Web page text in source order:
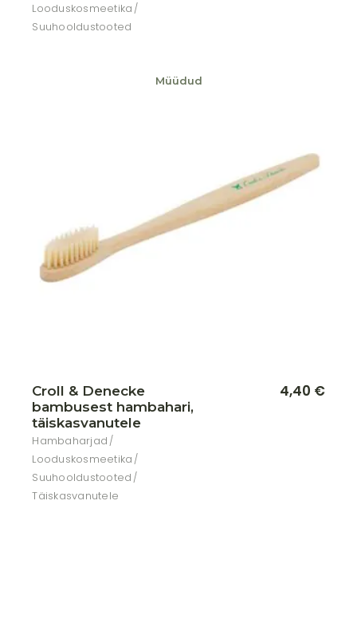
Looduskosmeetika
Suuhooldustooted
Müüdud
Croll & Denecke
bambusest hambahari,
täiskasvanutele
Hambaharjad
Looduskosmeetika
Suuhooldustooted
Täiskasvanutele
4,40 €